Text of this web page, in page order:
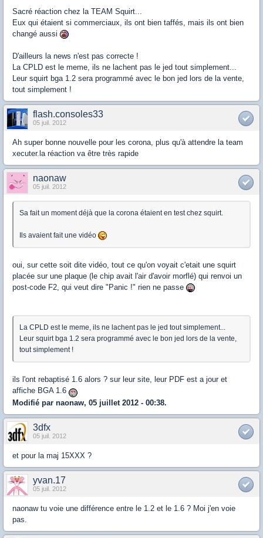
Sacré réaction chez la TEAM Squirt...
Eux qui étaient si commerciaux, ils ont bien taffés, mais ils ont bien
changé aussi
D'ailleurs la news n'est pas correcte !
La CPLD est le meme, ils ne lachent pas le jed tout simplement...
Leur squirt bga 1.2 sera programmé avec le bon jed lors de la vente,
tout simplement !
flash.consoles33
05 juil. 2012
Ah super bonne nouvelle pour les corona, plus qu'à attendre la team
xecuter.la réaction va être très rapide
naonaw
05 juil. 2012
Sa fait un moment déjà que la corona étaient en test chez squirt.
Ils avaient fait une vidéo
oui, sur cette soit dite vidéo, tout ce qu'on voyait c'etait une squirt
placée sur une plaque (le chip avait l'air d'avoir morflé) qui renvoi un
post-code F2, qui veut dire "Panic !" rien ne passe
La CPLD est le meme, ils ne lachent pas le jed tout simplement...
Leur squirt bga 1.2 sera programmé avec le bon jed lors de la vente,
tout simplement !
ils l'ont rebaptisé 1.6 alors ? sur leur site, leur PDF est a jour et
affiche BGA 1.6
Modifié par naonaw, 05 juillet 2012 - 00:38.
3dfx
05 juil. 2012
et pour la maj 15XXX ?
yvan.17
05 juil. 2012
naonaw tu voie une différence entre le 1.2 et le 1.6 ? Moi j'en voie
pas.